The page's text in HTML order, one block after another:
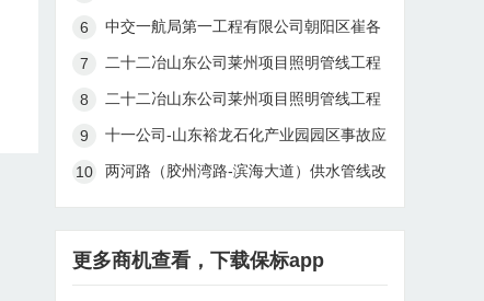
线珠江道站燃气管线迁改及连头工程
中交一航局第一工程有限公司朝阳区崔各
庄乡黑桥村、南皋村棚户区改造土地开发
程施工项目混凝土检查井采购招标公告
二十二冶山东公司莱州项目照明管线工程
（一标段）招标书第045号
二十二冶山东公司莱州项目照明管线工程
（二标段）招标书第046号
十一公司-山东裕龙石化产业园园区事故应
急设施(2#岛事故水池及事故水管线)工程
两河路（胶州湾路-滨海大道）供水管线改
更多商机查看，下载保标app